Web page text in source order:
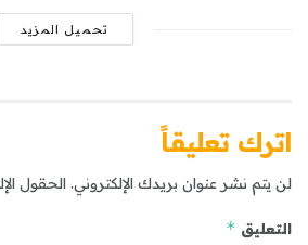
تحميل المزيد
اترك تعليقاً
لن يتم نشر عنوان بريدك الإلكتروني. الحقول
التعليق *